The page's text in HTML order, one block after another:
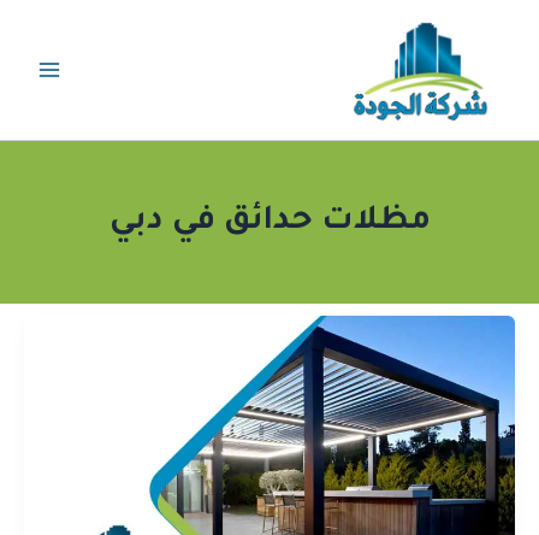
مظلات حدائق في دبي